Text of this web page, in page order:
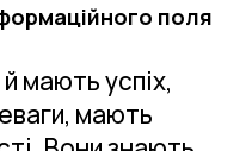
поля
мають успіх,
мають